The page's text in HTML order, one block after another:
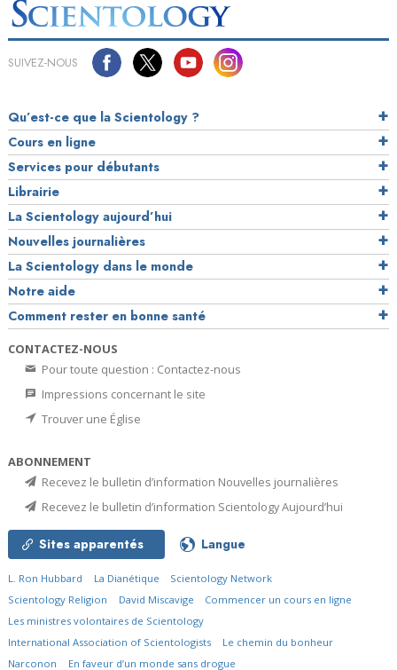
SUIVEZ-NOUS
Qu’est-ce que la Scientology ?
Cours en ligne
Services pour débutants
Librairie
La Scientology aujourd’hui
Nouvelles journalières
La Scientology dans le monde
Notre aide
Comment rester en bonne santé
CONTACTEZ-NOUS
Pour toute question : Contactez-nous
Impressions concernant le site
Trouver une Église
ABONNEMENT
Recevez le bulletin d’information Nouvelles journalières
Recevez le bulletin d’information Scientology Aujourd’hui
Sites apparentés Langue
L. Ron Hubbard La Dianétique
Scientology Network
Scientology Religion
David Miscavige
Commencer un cours en ligne
Les ministres volontaires de Scientology
International Association of Scientologists
Le chemin du bonheur
Narconon
En faveur d’un monde sans drogue